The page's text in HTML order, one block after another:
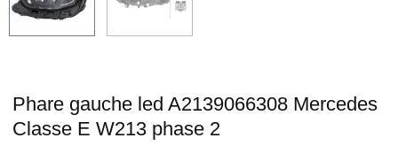
Phare gauche led A2139066308 Mercedes
Classe E W213 phase 2